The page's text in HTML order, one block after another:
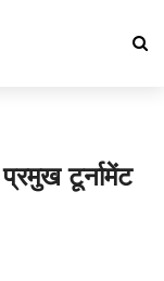
टूर्नामेंट